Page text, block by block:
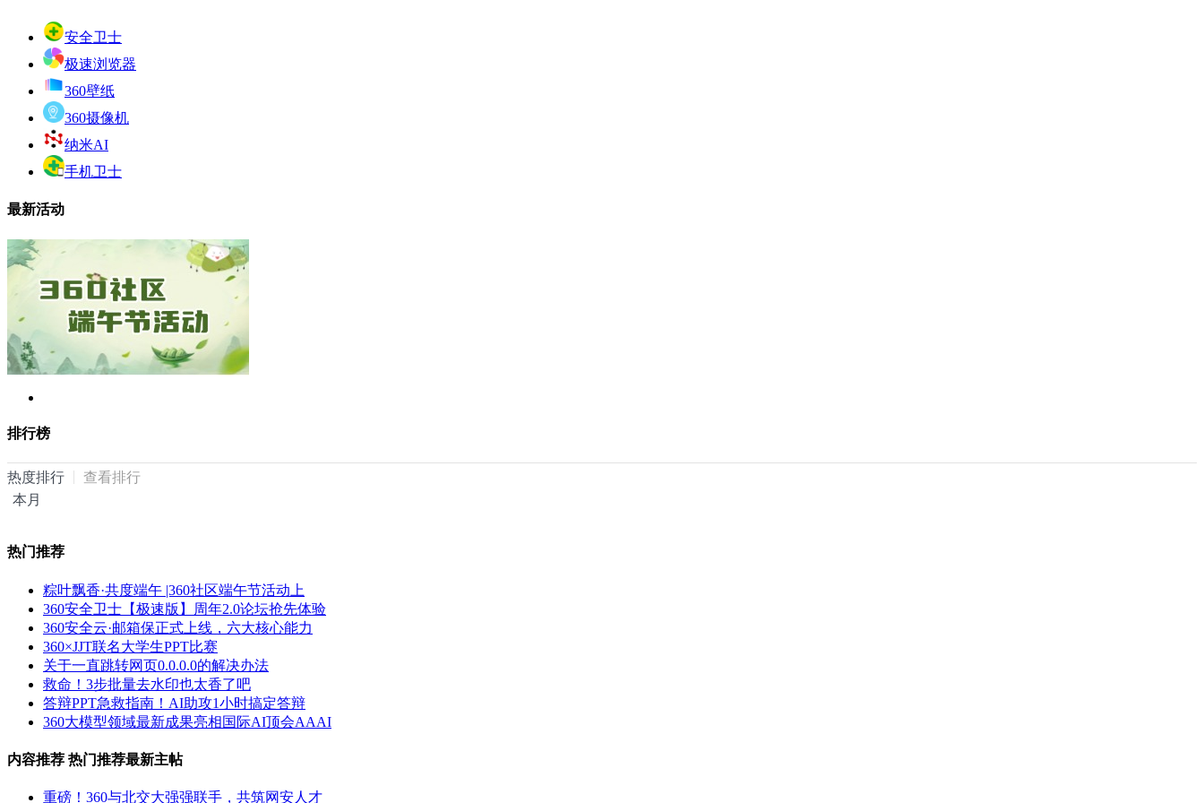
安全卫士
极速浏览器
360壁纸
360摄像机
纳米AI
手机卫士
最新活动
排行榜
热度排行
查看排行
本月
热门推荐
粽叶飘香·共度端午 |360社区端午节活动上
360安全卫士【极速版】周年2.0论坛抢先体验
360安全云·邮箱保正式上线，六大核心能力
360×JJT联名大学生PPT比赛
关于一直跳转网页0.0.0.0的解决办法
救命！3步批量去水印也太香了吧
答辩PPT急救指南！AI助攻1小时搞定答辩
360大模型领域最新成果亮相国际AI顶会AAAI
内容推荐 热门推荐最新主帖
重磅！360与北交大强强联手，共筑网安人才